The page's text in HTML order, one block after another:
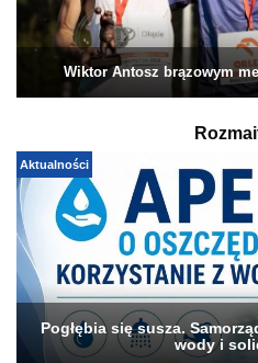
Wiktor Antosz brązowym
Aktualności
Pogłębia się susza.
wody i